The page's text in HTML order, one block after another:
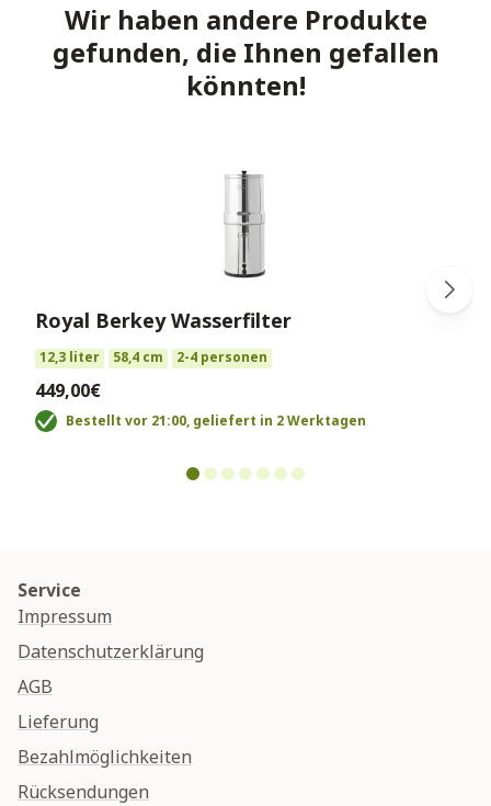
Wir haben andere Produkte
gefunden, die Ihnen gefallen
könnten!
Royal Berkey Wasserfilter
12,3 liter 58,4 cm 2-4 personen
449,00€
Bestellt vor 21:00, geliefert in 2 Werktagen
Service
Impressum
Datenschutzerklärung
AGB
Lieferung
Bezahlmöglichkeiten
Rücksendungen